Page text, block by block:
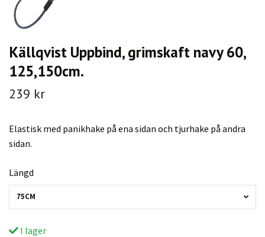
Källqvist Uppbind, grimskaft navy 60,
125,150cm.
239 kr
Elastisk med panikhake på ena sidan och tjurhake på andra
sidan.
Längd
75CM
I lager